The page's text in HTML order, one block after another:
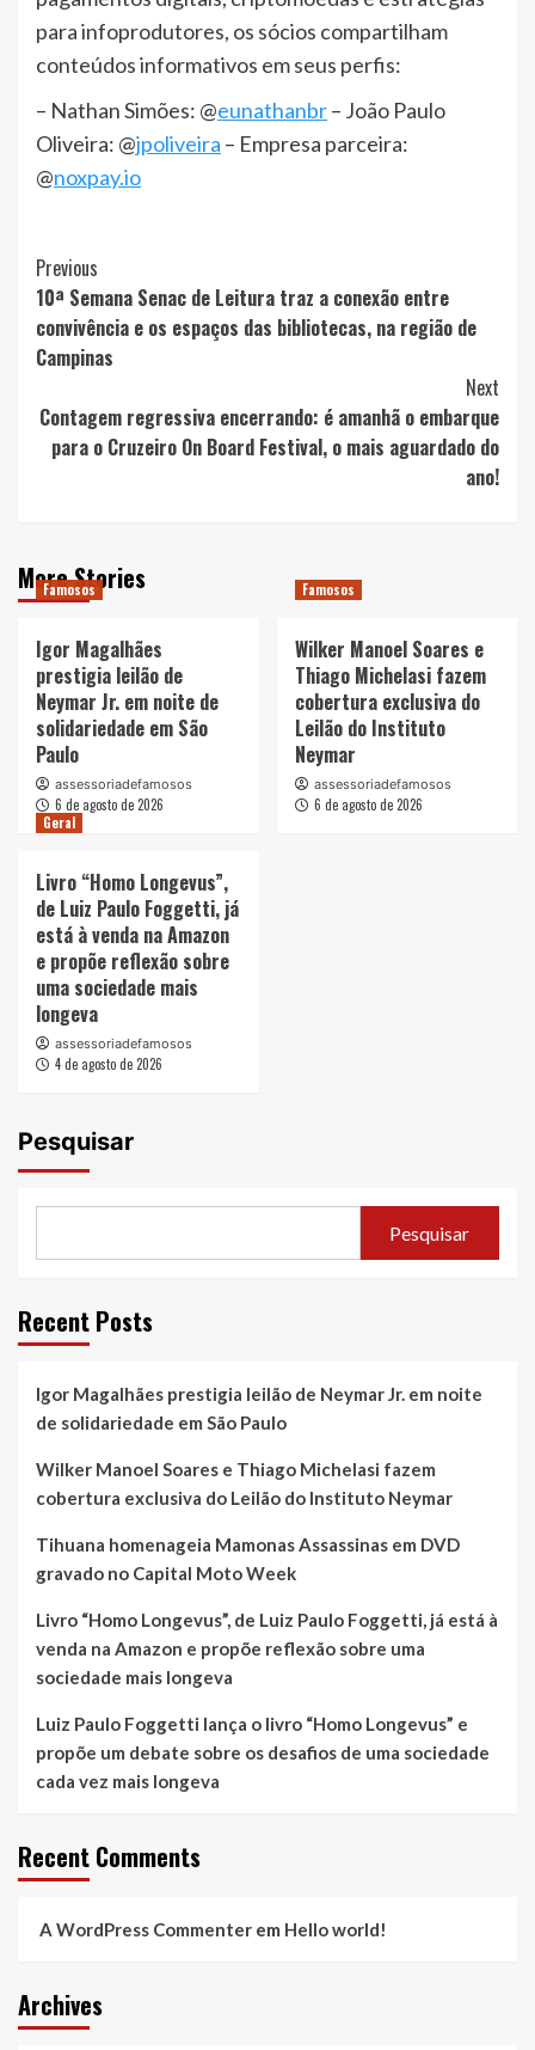
para infoprodutores, os sócios compartilham
conteúdos informativos em seus perfis:
– Nathan Simões: @eunathanbr– João Paulo
Oliveira: @jpoliveira – Empresa parceira:
@noxpay.io
Post
Navigation
Previous
10ª Semana Senac de Leitura traz a conexão entre
convivência e os espaços das bibliotecas, na região de
Campinas
Next
Contagem regressiva encerrando: é amanhã o embarque
para o Cruzeiro On Board Festival, o mais aguardado do
ano!
More Stories
Famosos
Igor Magalhães
prestigia leilão de
Neymar Jr. em noite de
solidariedade em São
Paulo
assessoriadefamosos
6 de agosto de 2026
Famosos
Wilker Manoel Soares e
Thiago Michelasi fazem
cobertura exclusiva do
Leilão do Instituto
Neymar
assessoriadefamosos
6 de agosto de 2026
Geral
Livro “Homo Longevus”,
de Luiz Paulo Foggetti, já
está à venda na Amazon
e propõe reflexão sobre
uma sociedade mais
longeva
assessoriadefamosos
4 de agosto de 2026
Pesquisar
Pesquisar
Recent Posts
Igor Magalhães prestigia leilão de Neymar Jr. em noite
de solidariedade em São Paulo
Wilker Manoel Soares e Thiago Michelasi fazem
cobertura exclusiva do Leilão do Instituto Neymar
Tihuana homenageia Mamonas Assassinas em DVD
gravado no Capital Moto Week
Livro “Homo Longevus”, de Luiz Paulo Foggetti, já está à
venda na Amazon e propõe reflexão sobre uma
sociedade mais longeva
Luiz Paulo Foggetti lança o livro “Homo Longevus” e
propõe um debate sobre os desafios de uma sociedade
cada vez mais longeva
Recent Comments
A WordPress Commenter em Hello world!
Archives